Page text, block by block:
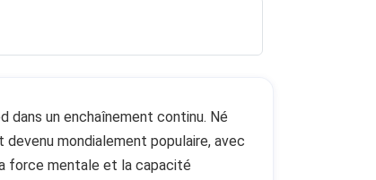
un enchaînement continu. Né
mondialement populaire, avec
force mentale et la capacité